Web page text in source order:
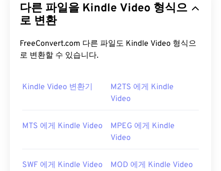
테이너 포맷입니다. CDMA는 모바일용 기술이므로,
3G2 포맷을 사용하면 CDMA 네트워크의 휴대폰에서
재생할 수 있습니다.
3G2를 여는 데 가장 좋은 애플리케이션은 Apple
입니다. 3G2는 모바일용으로 설계되었지
제에서 파일 형식을 쉽게 열 수 있습니다.
통해 캡션과 자막을 지원하는
지만, 이러한 기능을 제공하는 무료 타사 도구와 호환
다른 파일을 Kindle Video 형식으
로 변환
FreeConvert.com 다른 파일도 Kindle Video 형식으
로 변환할 수 있습니다.
Kindle Video 변환기
M2TS 에게 Kindle
Video
MTS 에게 Kindle Video
MPEG 에게 Kindle
Video
SWF 에게 Kindle Video MOD 에게 Kindle Video